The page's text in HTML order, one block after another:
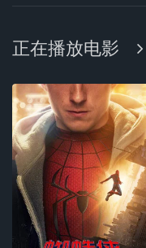
正在播放电影